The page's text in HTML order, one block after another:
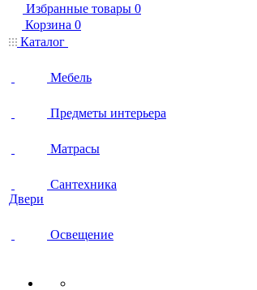
Избранные товары 0
Корзина 0
Каталог
Мебель
Предметы интерьера
Матрасы
Сантехника
Двери
Освещение